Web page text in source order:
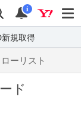
検索
通知
i
新規取得
ーリスト
ド